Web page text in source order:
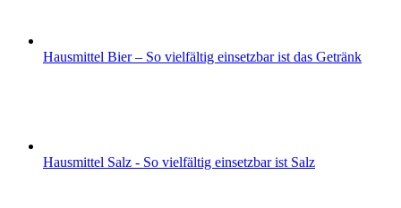
Hausmittel Bier – So vielfältig einsetzbar ist das Getränk
Hausmittel Salz - So vielfältig einsetzbar ist Salz